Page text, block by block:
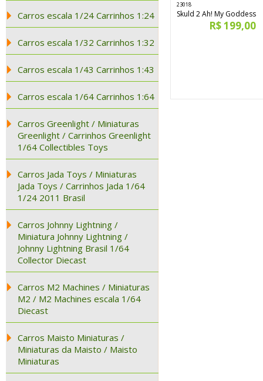
Carros escala 1/24 Carrinhos 1:24
Carros escala 1/32 Carrinhos 1:32
Carros escala 1/43 Carrinhos 1:43
Carros escala 1/64 Carrinhos 1:64
Carros Greenlight / Miniaturas
Greenlight / Carrinhos Greenlight
1/64 Collectibles Toys
Carros Jada Toys / Miniaturas
Jada Toys / Carrinhos Jada 1/64
1/24 2011 Brasil
Carros Johnny Lightning /
Miniatura Johnny Lightning /
Johnny Lightning Brasil 1/64
Collector Diecast
Carros M2 Machines / Miniaturas
M2 / M2 Machines escala 1/64
Diecast
Carros Maisto Miniaturas /
Miniaturas da Maisto / Maisto
Miniaturas
23018
Skuld 2 Ah! My Goddess
R$ 199,00